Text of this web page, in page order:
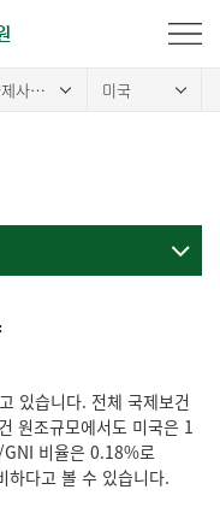
국제사회의 ODA 동향 미국
있습니다. 전체 국제보건
원조규모에서도 미국은 1
GNI 비율은 0.18%로
하다고 볼 수 있습니다.